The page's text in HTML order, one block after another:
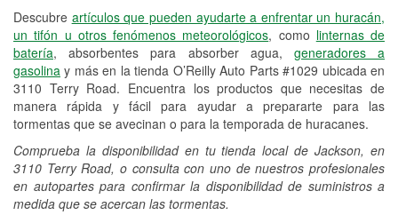
Descubre artículos que pueden ayudarte a enfrentar un huracán,
un tifón u otros fenómenos meteorológicos, como linternas de
batería, absorbentes para absorber agua, generadores a
gasolina y más en la tienda O’Reilly Auto Parts #1029 ubicada en
3110 Terry Road. Encuentra los productos que necesitas de
manera rápida y fácil para ayudar a prepararte para las
tormentas que se avecinan o para la temporada de huracanes.
Comprueba la disponibilidad en tu tienda local de Jackson, en
3110 Terry Road, o consulta con uno de nuestros profesionales
en autopartes para confirmar la disponibilidad de suministros a
medida que se acercan las tormentas.